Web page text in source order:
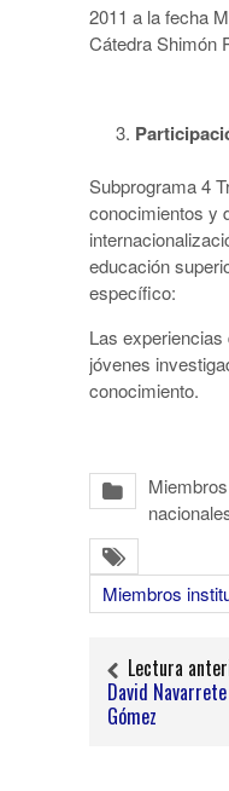
2011 a la fecha
Cátedra Shimón
Subprograma 4
conocimientos y
educación
específico:
Las
jóvenes
conocimiento.
Miembros
Lectura
David Navarrete
Gómez